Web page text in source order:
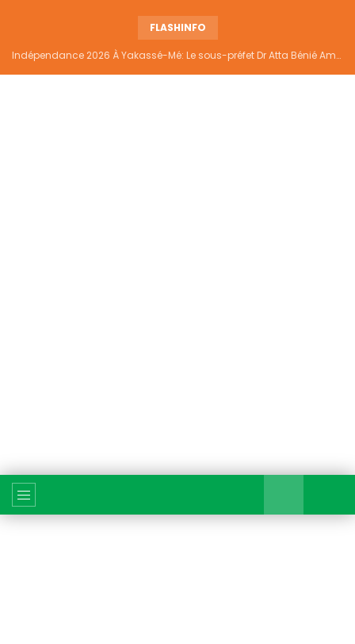
FLASHINFO
Indépendance 2026 À Yakassé-Mé: Le sous-préfet Dr Atta Bénié Amédé appelle à l’unité, à la sécurité et au développement